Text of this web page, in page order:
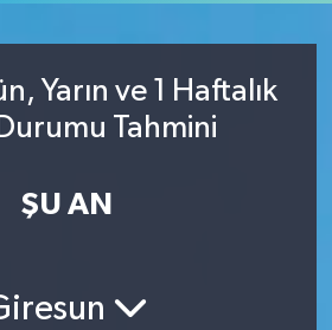
Yarın ve 1 Haftalık
Tahmini
ŞU AN
Durumu ve Fikstür